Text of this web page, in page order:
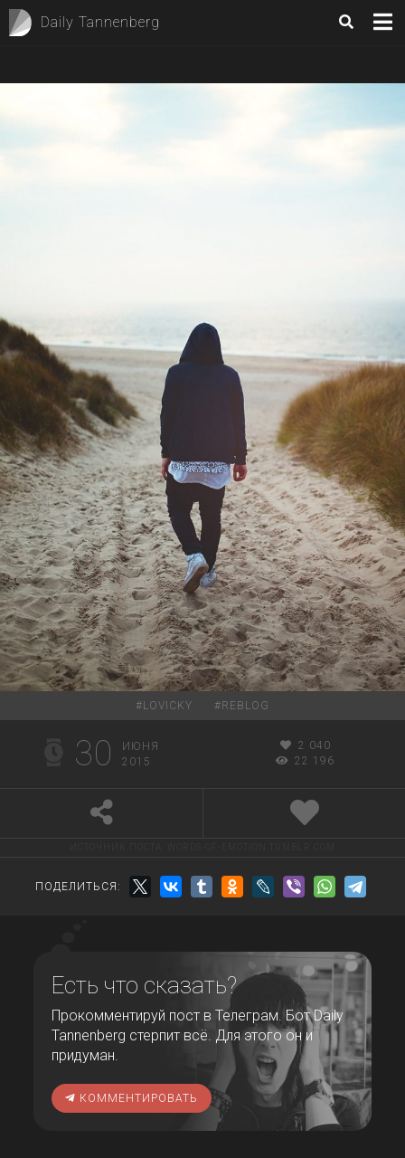
Daily Tannenberg
# LOVICKY # REBLOG
30
ИЮНЯ
2015
2 040
22 196
ПОДЕЛИТЬСЯ:
Есть что сказать?
Прокомментируй пост в Телеграм. Бот Daily
Tannenberg стерпит всё. Для этого он и
придуман.
КОММЕНТИРОВАТЬ